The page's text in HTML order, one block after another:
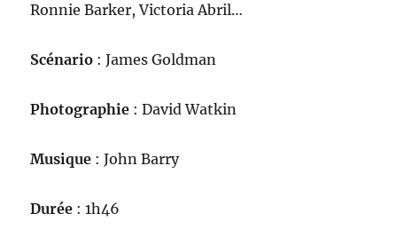
Ronnie Barker, Victoria Abril…
Scénario : James Goldman
Photographie : David Watkin
Musique : John Barry
Durée : 1h46